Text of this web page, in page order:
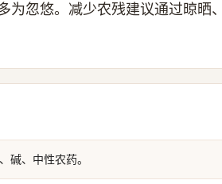
为忽悠。减少农残建议通过晾晒
碱、中性农药。